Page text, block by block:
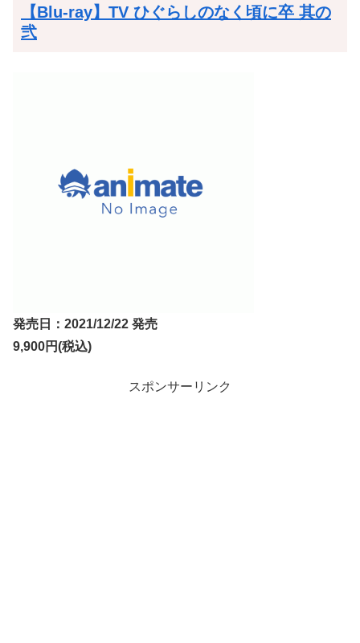
【Blu-ray】TV ひぐらしのなく頃に卒 其の
弐
発売日：2021/12/22 発売
9,900円(税込)
スポンサーリンク